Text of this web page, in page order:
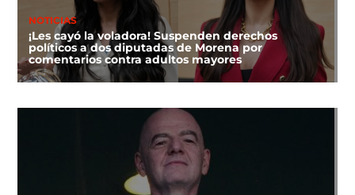
NOTICIAS
¡Les cayó la voladora! Suspenden derechos
políticos a dos diputadas de Morena por
comentarios contra adultos mayores